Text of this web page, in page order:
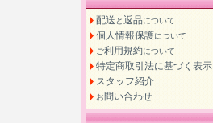
配送 と返品について
個人情報保護について
ご利用規約について
特定商取引法に基づく表示
スタッフ紹介
お問い合わせ